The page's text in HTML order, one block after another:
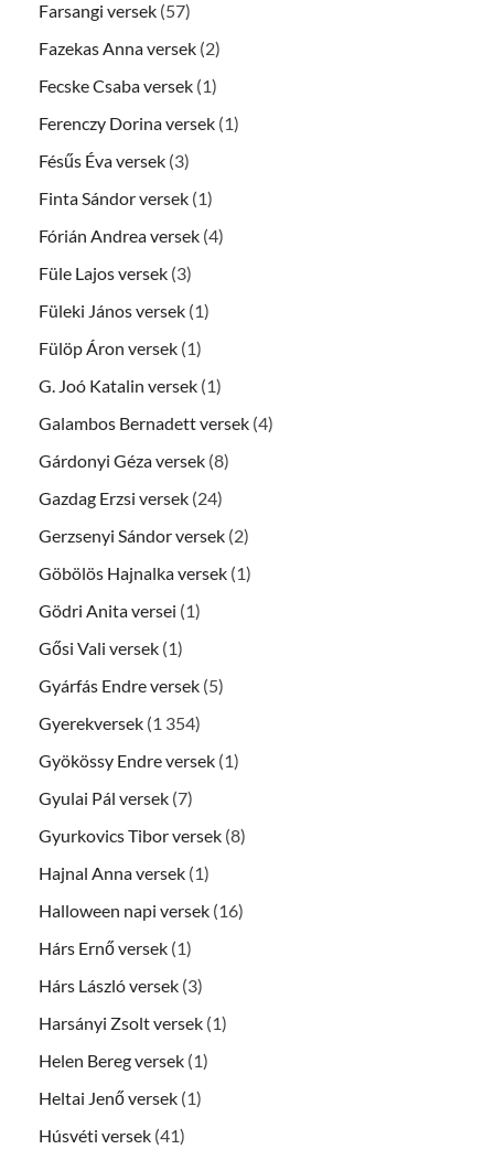
Farsangi versek (57)
Fazekas Anna versek (2)
Fecske Csaba versek (1)
Ferenczy Dorina versek (1)
Fésűs Éva versek (3)
Finta Sándor versek (1)
Fórián Andrea versek (4)
Füle Lajos versek (3)
Füleki János versek (1)
Fülöp Áron versek (1)
G. Joó Katalin versek (1)
Galambos Bernadett versek (4)
Gárdonyi Géza versek (8)
Gazdag Erzsi versek (24)
Gerzsenyi Sándor versek (2)
Göbölös Hajnalka versek (1)
Gödri Anita versei (1)
Gősi Vali versek (1)
Gyárfás Endre versek (5)
Gyerekversek (1 354)
Gyökössy Endre versek (1)
Gyulai Pál versek (7)
Gyurkovics Tibor versek (8)
Hajnal Anna versek (1)
Halloween napi versek (16)
Hárs Ernő versek (1)
Hárs László versek (3)
Harsányi Zsolt versek (1)
Helen Bereg versek (1)
Heltai Jenő versek (1)
Húsvéti versek (41)